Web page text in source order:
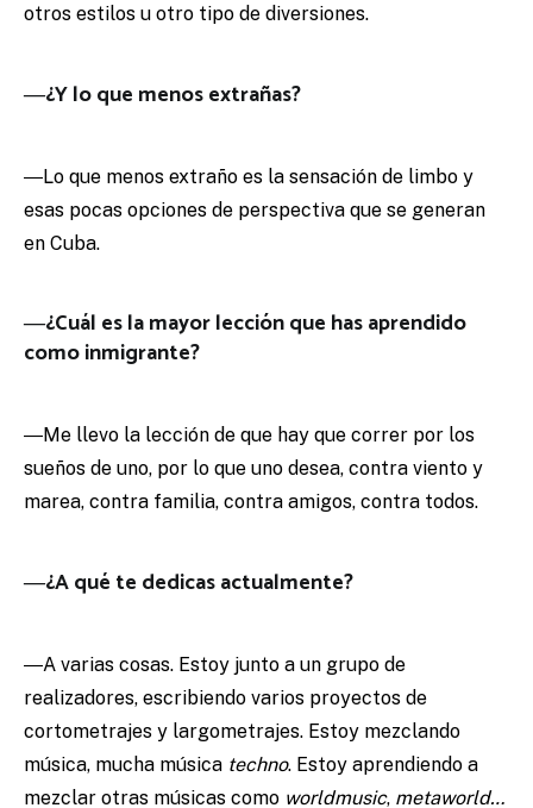
otros estilos u otro tipo de diversiones.
―¿Y lo que menos extrañas?
―Lo que menos extraño es la sensación de limbo y
esas pocas opciones de perspectiva que se generan
en Cuba.
―¿Cuál es la mayor lección que has aprendido
como inmigrante?
―Me llevo la lección de que hay que correr por los
sueños de uno, por lo que uno desea, contra viento y
marea, contra familia, contra amigos, contra todos.
―¿A qué te dedicas actualmente?
―A varias cosas. Estoy junto a un grupo de
realizadores, escribiendo varios proyectos de
cortometrajes y largometrajes. Estoy mezclando
música, mucha música techno. Estoy aprendiendo a
mezclar otras músicas como worldmusic, metaworld…